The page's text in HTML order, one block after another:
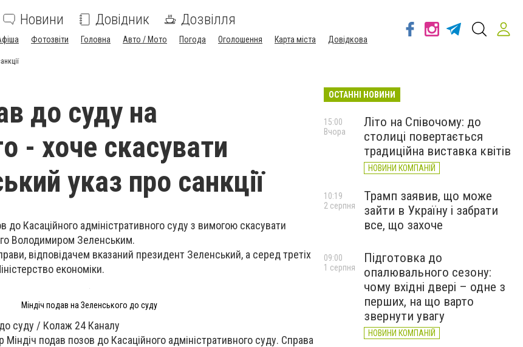
Новини Довідник Дозвілля
Фотозвіти Головна Авто / Мото Погода Оголошення Карта міста Довідкова
до суду на
- хоче скасувати
указ про санкції
до Касаційного адміністративного суду з вимогою скасувати
Володимиром Зеленським.
відповідачем вказаний президент Зеленський, а серед третіх
економіки.
Міндіч подав на Зеленського до суду
суду / Колаж 24 Каналу
подав позов до Касаційного адміністративного суду. Справа
ОСТАННІ НОВИНИ
Літо на Співочому: до
столиці повертається
традиційна виставка квітів
НОВИНИ КОМПАНІЙ
15:00
Вчора
Трамп заявив, що може
зайти в Україну і забрати
все, що захоче
10:19
2 серпня
Підготовка до
опалювального сезону:
чому вхідні двері – одне з
перших, на що варто
звернути увагу
НОВИНИ КОМПАНІЙ
09:00
1 серпня